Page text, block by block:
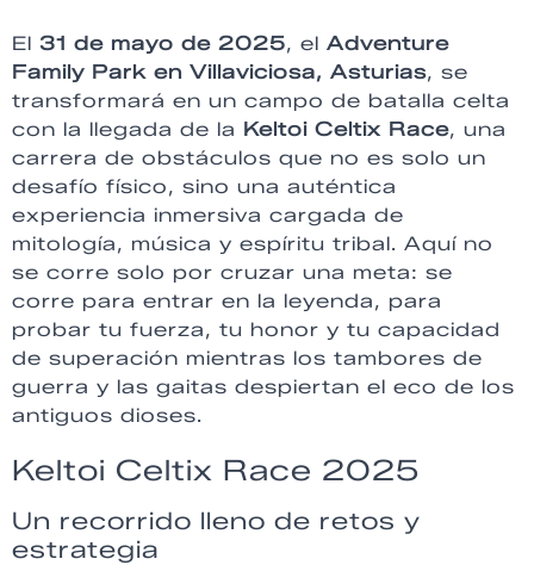
El 31 de mayo de 2025, el Adventure
Family Park en Villaviciosa, Asturias, se
transformará en un campo de batalla celta
con la llegada de la Keltoi Celtix Race, una
carrera de obstáculos que no es solo un
desafío físico, sino una auténtica
experiencia inmersiva cargada de
mitología, música y espíritu tribal. Aquí no
se corre solo por cruzar una meta: se
corre para entrar en la leyenda, para
probar tu fuerza, tu honor y tu capacidad
de superación mientras los tambores de
guerra y las gaitas despiertan el eco de los
antiguos dioses.
Keltoi Celtix Race 2025
Un recorrido lleno de retos y
estrategia